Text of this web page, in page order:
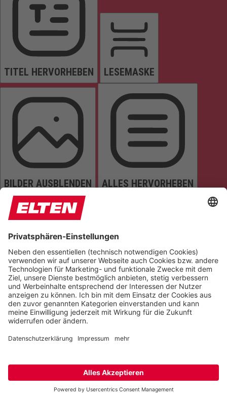
TITEL HERVORHEBEN LESEMASKE
BILDER AUSBLENDEN ALLES HERVORHEBEN
SEITE VORLESEN TÖNE STUMMSCHALTEN